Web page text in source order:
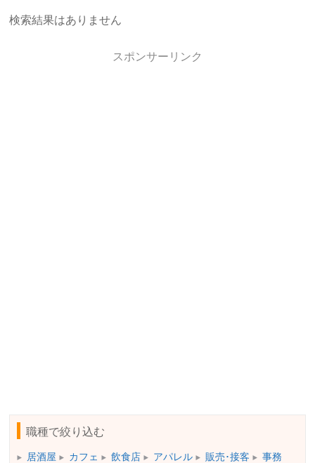
検索結果はありません
スポンサーリンク
職種で絞り込む
居酒屋 カフェ 飲食店 アパレル 販売･接客 事務